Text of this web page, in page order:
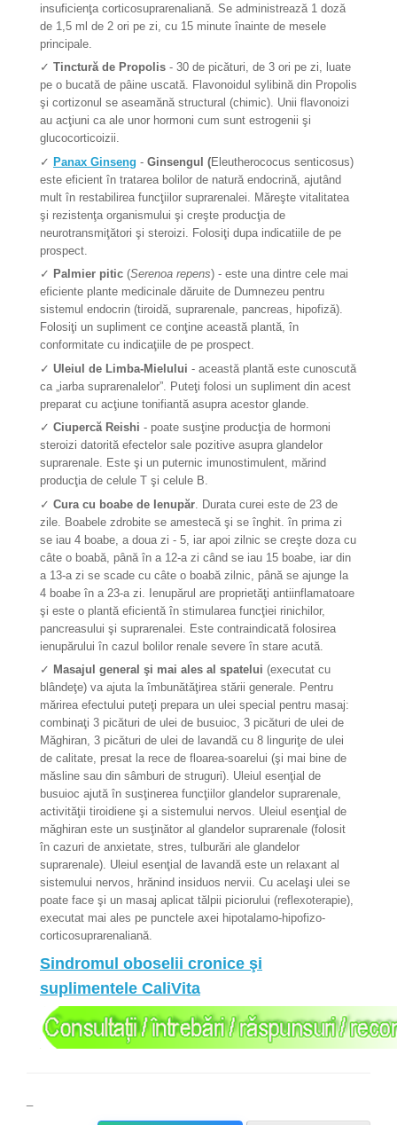
insuficienţa corticosuprarenaliană. Se administrează 1 doză
de 1,5 ml de 2 ori pe zi, cu 15 minute înainte de mesele
principale.
✓ Tinctură de Propolis - 30 de picături, de 3 ori pe zi, luate
pe o bucată de pâine uscată. Flavonoidul sylibină din Propolis
şi cortizonul se aseamănă structural (chimic). Unii flavonoizi
au acţiuni ca ale unor hormoni cum sunt estrogenii şi
glucocorticoizii.
✓ Panax Ginseng - Ginsengul (Eleutherococus senticosus)
este eficient în tratarea bolilor de natură endocrină, ajutând
mult în restabilirea funcţiilor suprarenalei. Măreşte vitalitatea
şi rezistenţa organismului şi creşte producţia de
neurotransmiţători şi steroizi. Folosiţi dupa indicatiile de pe
prospect.
✓ Palmier pitic (Serenoa repens) - este una dintre cele mai
eficiente plante medicinale dăruite de Dumnezeu pentru
sistemul endocrin (tiroidă, suprarenale, pancreas, hipofiză).
Folosiţi un supliment ce conţine această plantă, în
conformitate cu indicaţiile de pe prospect.
✓ Uleiul de Limba-Mielului - această plantă este cunoscută
ca „iarba suprarenalelor”. Puteţi folosi un supliment din acest
preparat cu acţiune tonifiantă asupra acestor glande.
✓ Ciupercă Reishi - poate susţine producţia de hormoni
steroizi datorită efectelor sale pozitive asupra glandelor
suprarenale. Este şi un puternic imunostimulent, mărind
producţia de celule T şi celule B.
✓ Cura cu boabe de Ienupăr . Durata curei este de 23 de
zile. Boabele zdrobite se amestecă şi se înghit. în prima zi
se iau 4 boabe, a doua zi - 5, iar apoi zilnic se creşte doza cu
câte o boabă, până în a 12-a zi când se iau 15 boabe, iar din
a 13-a zi se scade cu câte o boabă zilnic, până se ajunge la
4 boabe în a 23-a zi. Ienupărul are proprietăţi antiinflamatoare
şi este o plantă eficientă în stimularea funcţiei rinichilor,
pancreasului şi suprarenalei. Este contraindicată folosirea
ienupărului în cazul bolilor renale severe în stare acută.
✓ Masajul general şi mai ales al spatelui (executat cu
blândeţe) va ajuta la îmbunătăţirea stării generale. Pentru
mărirea efectului puteţi prepara un ulei special pentru masaj:
combinaţi 3 picături de ulei de busuioc, 3 picături de ulei de
Măghiran, 3 picături de ulei de lavandă cu 8 linguriţe de ulei
de calitate, presat la rece de floarea-soarelui (şi mai bine de
măsline sau din sâmburi de struguri). Uleiul esenţial de
busuioc ajută în susţinerea funcţiilor glandelor suprarenale,
activităţii tiroidiene şi a sistemului nervos. Uleiul esenţial de
măghiran este un susţinător al glandelor suprarenale (folosit
în cazuri de anxietate, stres, tulburări ale glandelor
suprarenale). Uleiul esenţial de lavandă este un relaxant al
sistemului nervos, hrănind insiduos nervii. Cu acelaşi ulei se
poate face şi un masaj aplicat tălpii piciorului (reflexoterapie),
executat mai ales pe punctele axei hipotalamo-hipofizo-
corticosuprarenaliană.
Sindromul oboselii cronice şi
suplimentele CaliVita